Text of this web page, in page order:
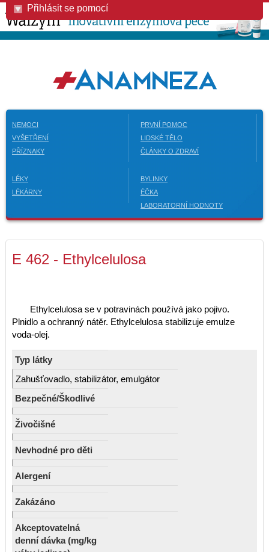
Přihlásit se pomocí
NEMOCI
VYŠETŘENÍ
PŘÍZNAKY
PRVNÍ POMOC
LIDSKÉ TĚLO
ČLÁNKY O ZDRAVÍ
LÉKY
LÉKÁRNY
BYLINKY
ÉČKA
LABORATORNÍ HODNOTY
E 462 - Ethylcelulosa
Ethylcelulosa se v potravinách používá jako pojivo.
Plnidlo a ochranný nátěr. Ethylcelulosa stabilizuje emulze
voda-olej.
Typ látky
Zahušťovadlo, stabilizátor, emulgátor
Bezpečné/Škodlivé
Živočišné
Nevhodné pro děti
Alergení
Zakázáno
Akceptovatelná
denní dávka (mg/kg